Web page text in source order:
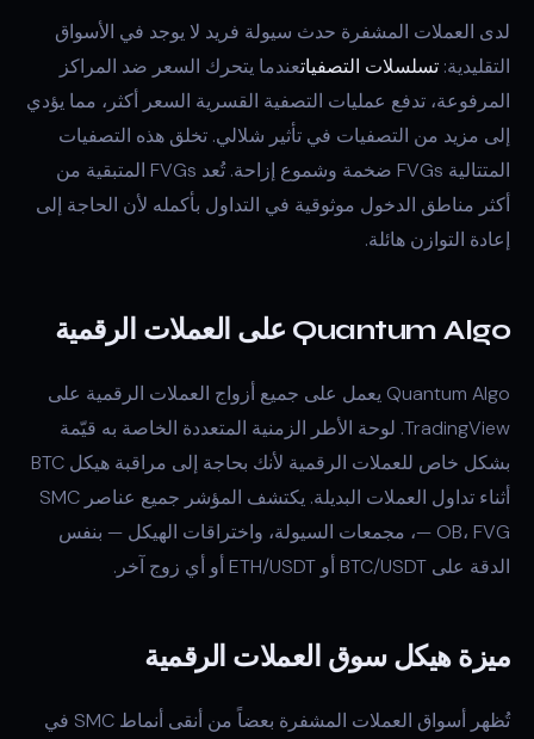
لدى العملات المشفرة حدث سيولة فريد لا يوجد في الأسواق
التقليدية: تسلسلات التصفياتعندما يتحرك السعر ضد المراكز
المرفوعة، تدفع عمليات التصفية القسرية السعر أكثر، مما يؤدي
إلى مزيد من التصفيات في تأثير شلالي. تخلق هذه التصفيات
المتتالية FVGs ضخمة وشموع إزاحة. تُعد FVGs المتبقية من
أكثر مناطق الدخول موثوقية في التداول بأكمله لأن الحاجة إلى
إعادة التوازن هائلة.
Quantum Algo على العملات الرقمية
Quantum Algo يعمل على جميع أزواج العملات الرقمية على
TradingView. لوحة الأطر الزمنية المتعددة الخاصة به قيّمة
بشكل خاص للعملات الرقمية لأنك بحاجة إلى مراقبة هيكل BTC
أثناء تداول العملات البديلة. يكتشف المؤشر جميع عناصر SMC
— OB، FVG، مجمعات السيولة، واختراقات الهيكل — بنفس
الدقة على BTC/USDT أو ETH/USDT أو أي زوج آخر.
ميزة هيكل سوق العملات الرقمية
تُظهر أسواق العملات المشفرة بعضاً من أنقى أنماط SMC في